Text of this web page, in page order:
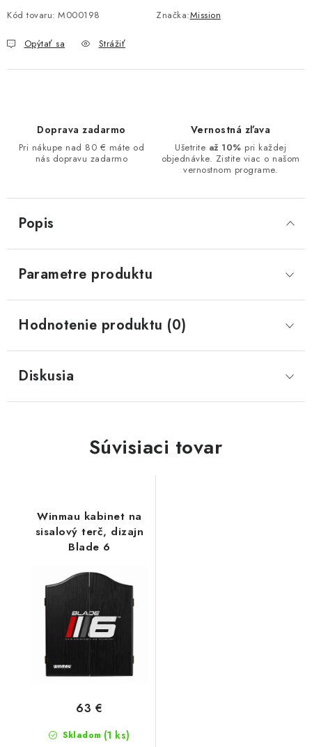
Kód tovaru: M000198 Značka:Mission
Opýtať sa Strážiť
Doprava zadarmo
Pri nákupe nad 80 € máte od
nás dopravu zadarmo
Vernostná zľava
Ušetrite až 10% pri každej
objednávke. Zistite viac o našom
vernostnom programe.
Popis
Parametre produktu
Hodnotenie produktu (0)
Diskusia
Súvisiaci tovar
Winmau kabinet na
sisalový terč, dizajn
Blade 6
Skladom (1 ks)
63 €